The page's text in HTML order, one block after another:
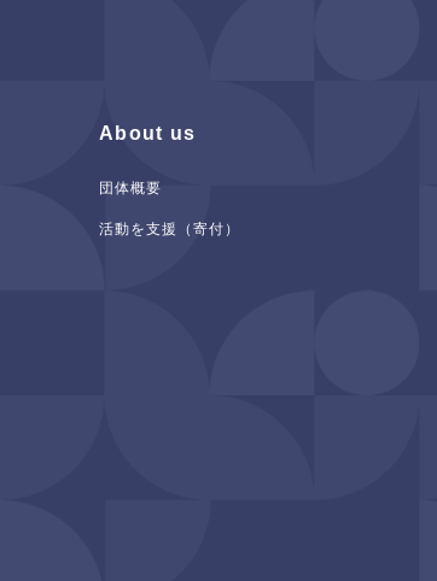
About us
団体概要
活動を支援（寄付）